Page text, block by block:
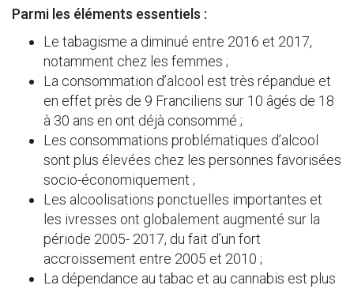
Parmi les éléments essentiels :
Le tabagisme a diminué entre 2016 et 2017,
notamment chez les femmes ;
La consommation d’alcool est très répandue et
en effet près de 9 Franciliens sur 10 âgés de 18
à 30 ans en ont déjà consommé ;
Les consommations problématiques d’alcool
sont plus élevées chez les personnes favorisées
socio-économiquement ;
Les alcoolisations ponctuelles importantes et
les ivresses ont globalement augmenté sur la
période 2005- 2017, du fait d’un fort
accroissement entre 2005 et 2010 ;
La dépendance au tabac et au cannabis est plus